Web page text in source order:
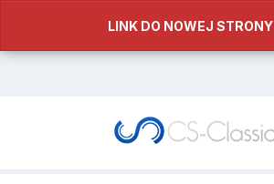
LINK DO NOWEJ STRONY